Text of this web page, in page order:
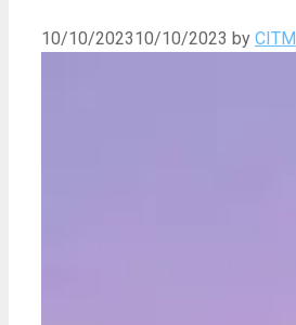
10/10/202310/10/2023 by CITM